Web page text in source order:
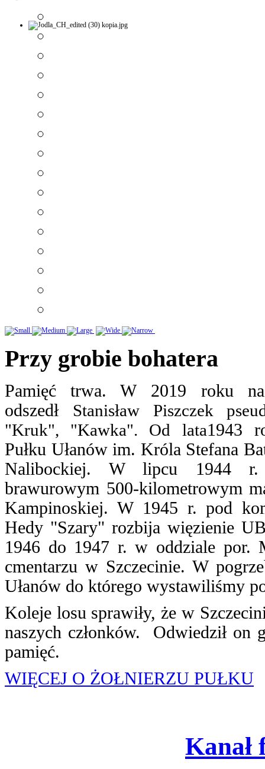
Przy grobie bohatera
Pamięć trwa. W 2019 roku
odszedł Stanisław Piszczek
"Kruk", "Kawka". Od lata1943
Pułku Ułanów im. Króla Stefana
Nalibockiej. W lipcu 1944 r.
brawurowym 500-kilometrowym
Kampinoskiej. W 1945 r. pod
Hedy "Szary" rozbija więzienie
1946 do 1947 r. w oddziale por.
cmentarzu w Szczecinie. W
Ułanów do którego wystawiliśmy
Koleje losu sprawiły, że w
naszych członków. Odwiedził on
pamięć.
WIĘCEJ O ŻOŁNIERZU PUŁKU